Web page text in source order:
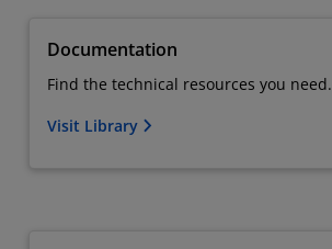
Documentation
Find the technical resources you need.
Visit Library